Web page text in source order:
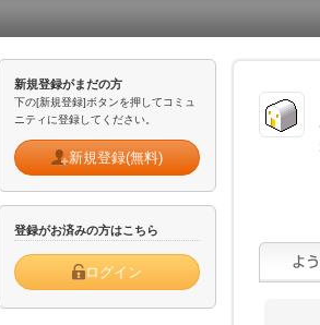
新規登録がまだの方
下の[新規登録]ボタンを押してコミュ
ニティに登録してください。
新規登録(無料)
登録がお済みの方はこちら
ログイン